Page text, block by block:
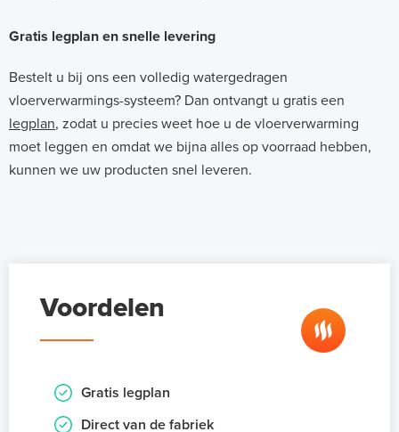
Gratis legplan en snelle levering
Bestelt u bij ons een volledig watergedragen
vloerverwarmings-systeem? Dan ontvangt u gratis een
legplan, zodat u precies weet hoe u de vloerverwarming
moet leggen en omdat we bijna alles op voorraad hebben,
kunnen we uw producten snel leveren.
Voordelen
Gratis legplan
Direct van de fabriek